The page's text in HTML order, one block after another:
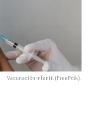
Vacunación infantil (FreePcik).